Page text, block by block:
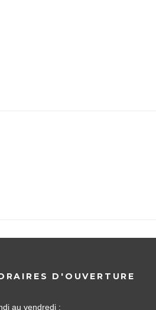
D'OUVERTURE
au vendredi :